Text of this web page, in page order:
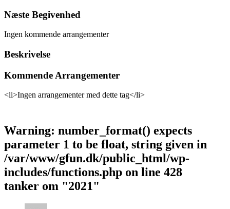
Næste Begivenhed
Ingen kommende arrangementer
Beskrivelse
Kommende Arrangementer
<li>Ingen arrangementer med dette tag</li>
Warning: number_format() expects
parameter 1 to be float, string given in
/var/www/gfun.dk/public_html/wp-
includes/functions.php on line 428
tanker om "2021"